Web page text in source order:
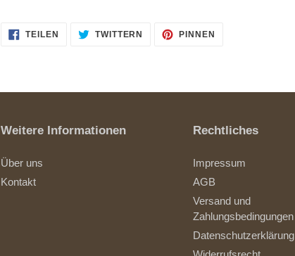
TEILEN
FACEBOOK
TWITTERN
AUF
TWITTER
PINNEN
Weitere Informationen
Über uns
Kontakt
Rechtliches
Impressum
AGB
Versand und
Zahlungsbedingungen
Datenschutzerklärung